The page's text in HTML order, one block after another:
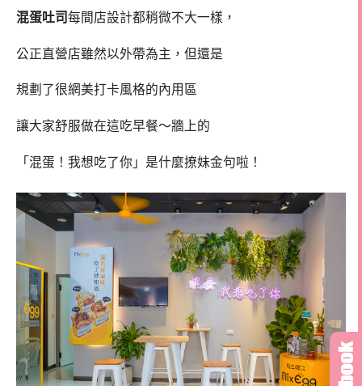
混蛋吐司每間店設計都稍微不大一樣，
公正直營店雖然以外帶為主，但還是
規劃了很網美打卡風格的內用區
讓大家舒服做在這吃早餐～牆上的
「混蛋！我想吃了你」是什麼撩妹金句啦！